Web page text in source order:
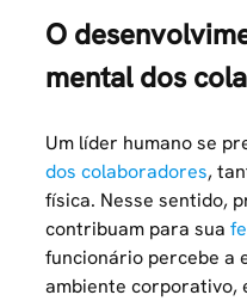
O
mental dos
Um líder humano se
dos colaboradores,
física. Nesse sentido,
contribuam para sua
funcionário percebe a
ambiente corporativo,